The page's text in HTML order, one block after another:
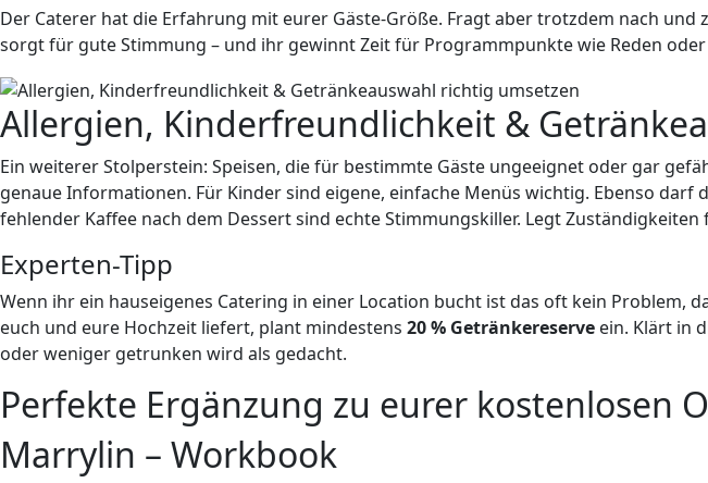
Der Caterer hat die Erfahrung mit eurer Gäste-Größe. Fragt aber trotzdem nach
sorgt für gute Stimmung – und ihr gewinnt Zeit für Programmpunkte wie Reden oder
Allergien, Kinderfreundlichkeit &
Ein weiterer Stolperstein: Speisen, die für bestimmte Gäste ungeeignet oder gar
genaue Informationen. Für Kinder sind eigene, einfache Menüs wichtig. Ebenso darf
fehlender Kaffee nach dem Dessert sind echte Stimmungskiller. Legt
Experten-Tipp
Wenn ihr ein hauseigenes Catering in einer Location bucht ist das oft kein Problem,
euch und eure Hochzeit liefert, plant mindestens 20 % Getränkereserve ein. Klärt in
oder weniger getrunken wird als gedacht.
Perfekte Ergänzung zu eurer kostenlosen
Marrylin – Workbook